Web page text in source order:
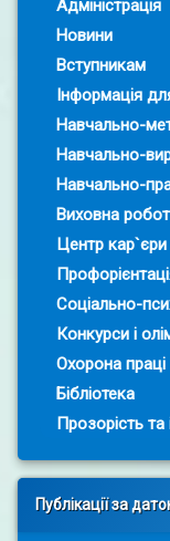
Адміністрація
Новини
Вступникам
Інформація
Навчально-
Навчально-
Навчально-
Виховна
Центр кар`єри
Соціально-
Конкурси і
Охорона праці
Бібліотека
Прозорість та
Публікації за